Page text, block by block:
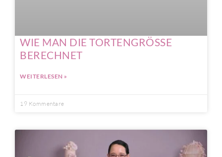
WIE MAN DIE TORTENGRÖSSE
BERECHNET
WEITERLESEN »
19 Kommentare